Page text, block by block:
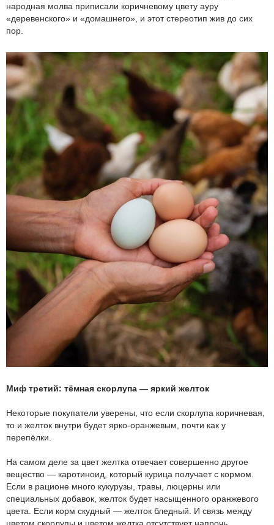
народная молва приписали коричневому цвету ауру
«деревенского» и «домашнего», и этот стереотип жив до сих
пор.
Миф третий: тёмная скорлупа — яркий желток
Некоторые покупатели уверены, что если скорлупа коричневая,
то и желток внутри будет ярко-оранжевым, почти как у
перепёлки.
На самом деле за цвет желтка отвечает совершенно другое
вещество — каротиноид, который курица получает с кормом.
Если в рационе много кукурузы, травы, люцерны или
специальных добавок, желток будет насыщенного оранжевого
цвета. Если корм скудный — желток бледный. И связь между